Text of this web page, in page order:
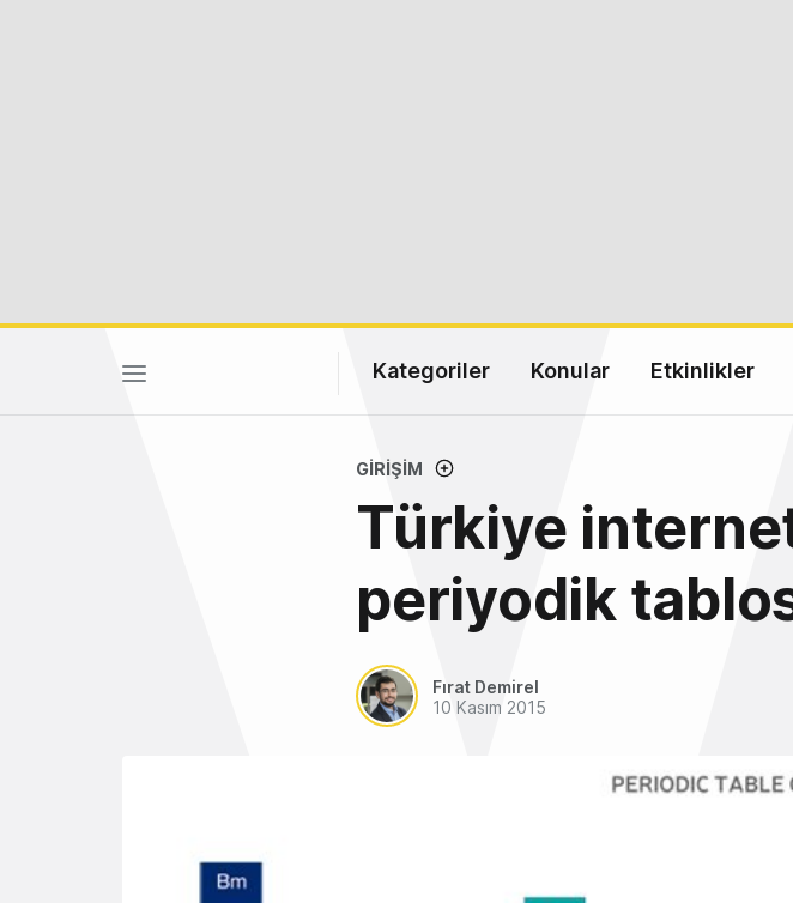
Kategoriler Konular Etkinlikler
GIRIŞIM
Türkiye
periyodik
Fırat Demirel
10 Kasım 2015